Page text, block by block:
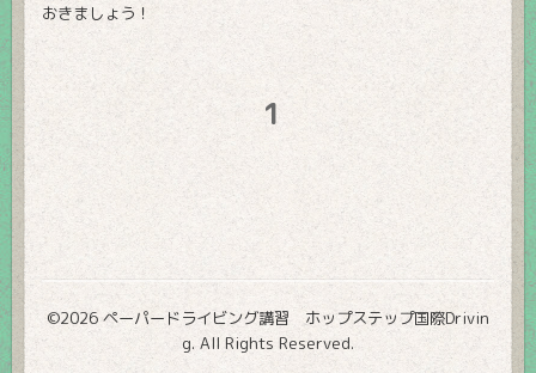
おきましょう！
1
©2026 ペーパードライビング講習 ホップステップ国際Drivin
g. All Rights Reserved.